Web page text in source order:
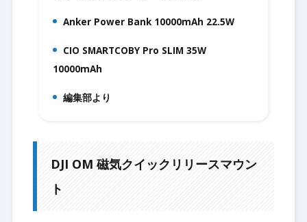
18.
Anker Power Bank 10000mAh 22.5W
19.
CIO SMARTCOBY Pro SLIM 35W
10000mAh
20.
編集部より
DJI OM 磁気クイックリリースマウン
ト